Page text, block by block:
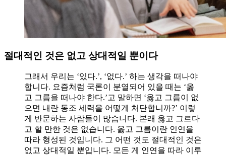
절대적인 것은 없고 상대적일 뿐이다
그래서 우리는 ‘있다.’, ‘없다.’ 하는 생각을 떠나야
합니다. 요즘처럼 국론이 분열되어 있을 때는 ‘옳
고 그름을 떠나야 한다.’고 말하면 ‘옳고 그름이 없
으면 내란 동조 세력을 어떻게 처단합니까?’ 이렇
게 반문하는 사람들이 많습니다. 본래 옳고 그르다
고 할 만한 것은 없습니다. 옳고 그름이란 인연을
따라 형성된 것입니다. 그 어떤 것도 절대적인 것은
없고 상대적일 뿐입니다. 모든 게 인연을 따라 이루